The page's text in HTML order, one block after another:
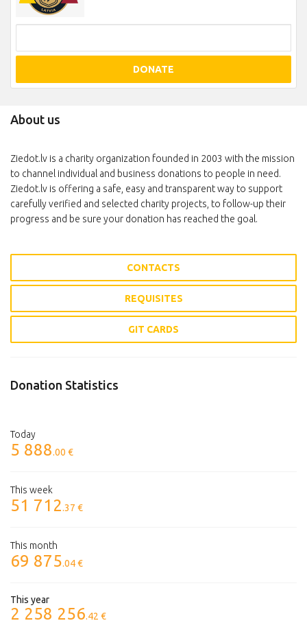
DONATE
About us
Ziedot.lv is a charity organization founded in 2003 with the mission
to channel individual and business donations to people in need.
Ziedot.lv is offering a safe, easy and transparent way to support
carefully verified and selected charity projects, to follow-up their
progress and be sure your donation has reached the goal.
CONTACTS
REQUISITES
GIT CARDS
Donation Statistics
Today
5 888.00 €
This week
51 712.37 €
This month
69 875.04 €
This year
2 258 256.42 €